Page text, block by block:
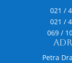
021 /
021 /
069 /
Petra
koristi kolačiće
u
Uslovima